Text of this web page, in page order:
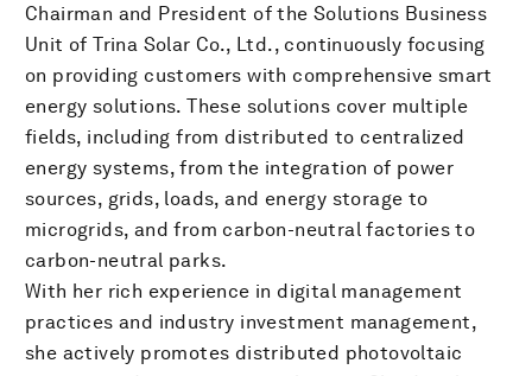
Chairman and President of the Solutions Business
Unit of Trina Solar Co., Ltd., continuously focusing
on providing customers with comprehensive smart
energy solutions. These solutions cover multiple
fields, including from distributed to centralized
energy systems, from the integration of power
sources, grids, loads, and energy storage to
microgrids, and from carbon-neutral factories to
carbon-neutral parks.
With her rich experience in digital management
practices and industry investment management,
she actively promotes distributed photovoltaic